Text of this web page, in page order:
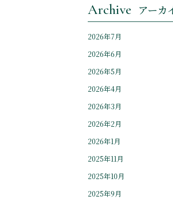
Archive アーカ
2026年7月
2026年6月
2026年5月
2026年4月
2026年3月
2026年2月
2026年1月
2025年11月
2025年10月
2025年9月